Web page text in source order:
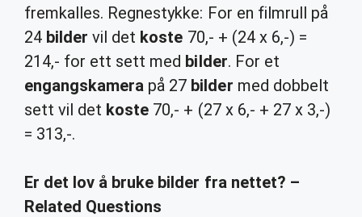
fremkalles. Regnestykke: For en filmrull på
24 bilder vil det koste 70,- + (24 x 6,-) =
214,- for ett sett med bilder. For et
engangskamera på 27 bilder med dobbelt
sett vil det koste 70,- + (27 x 6,- + 27 x 3,-)
= 313,-.
Er det lov å bruke bilder fra nettet? –
Related Questions